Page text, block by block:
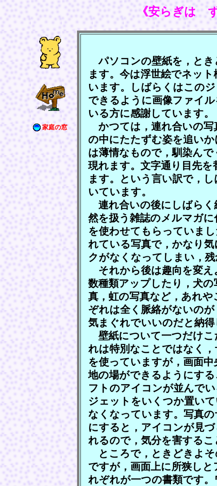
《安らぎは
家庭の窓
パソコンの壁紙を，とき
ます。今は浮世絵でネッ
います。しばらくはこの
できるように画像ファイ
いる方に感謝しています。
かつては，連れ合いの写
の中にたたずむ姿を追い
は薄情なもので，馴染ん
現れます。文字通り目先
ます。という言い訳で，
いています。
連れ合いの後にしばらく
然を扱う雑誌のメルマガ
を使わせてもらっていま
れている写真で，かなり
クがなくなってしまい，
それから後は趣向を変え
数種類アップしたり，犬
真，虹の写真など，あれ
ぞれは全く脈絡がないの
気まぐれでいいのだと納
壁紙について一つだけこ
れは特別なことではなく
を使っていますが，画面
地の場ができるようにす
フトのアイコンが並んで
ジェットをいくつか置い
なくなっています。写真
にすると，アイコンが見
れるので，気分を害する
ところで，ときどきよ
ですが，画面上に所狭し
れぞれが一つの書類です